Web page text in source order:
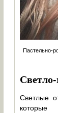
Пастельно-
Светлые
которые